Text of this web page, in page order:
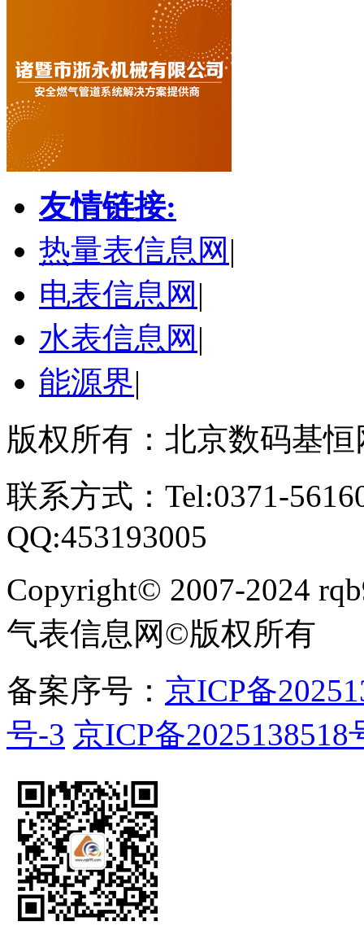
友情链接:
热量表信息网 |
电表信息网 |
水表信息网 |
能源界|
版权所有：北京数码基
联系方式：Tel:0371-
QQ:453193005
Copyright© 2007-2024
气表信息网©版权所有
备案序号： 京ICP备
号-3 京ICP备2025138518